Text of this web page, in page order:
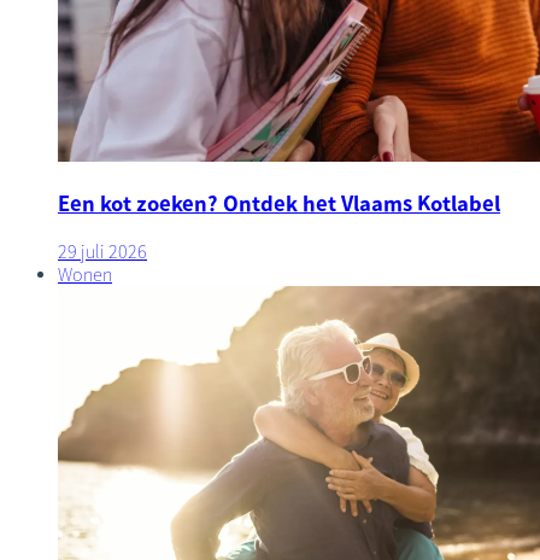
Een kot zoeken? Ontdek het Vlaams Kotlabel
29 juli 2026
Wonen